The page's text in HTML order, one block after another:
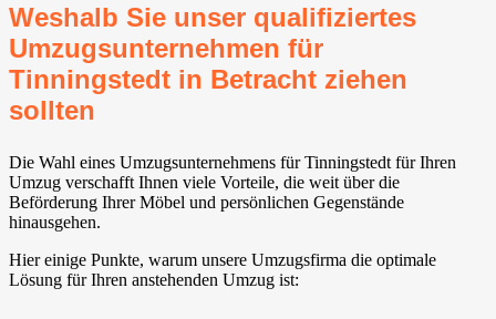
Weshalb Sie unser qualifiziertes
Umzugsunternehmen für
Tinningstedt in Betracht ziehen
sollten
Die Wahl eines Umzugsunternehmens für Tinningstedt für Ihren
Umzug verschafft Ihnen viele Vorteile, die weit über die
Beförderung Ihrer Möbel und persönlichen Gegenstände
hinausgehen.
Hier einige Punkte, warum unsere Umzugsfirma die optimale
Lösung für Ihren anstehenden Umzug ist: